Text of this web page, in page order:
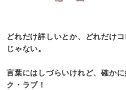
どれだけ詳しいとか、どれだけ
じゃない。
言葉にはしづらいけれど、確か
ク・ラブ！